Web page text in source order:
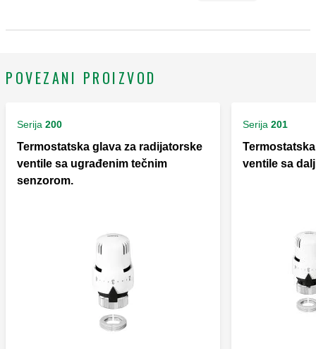
POVEZANI PROIZVOD
Serija 200
Termostatska glava za radijatorske
ventile sa ugrađenim tečnim
senzorom.
Serija 201
ventile sa